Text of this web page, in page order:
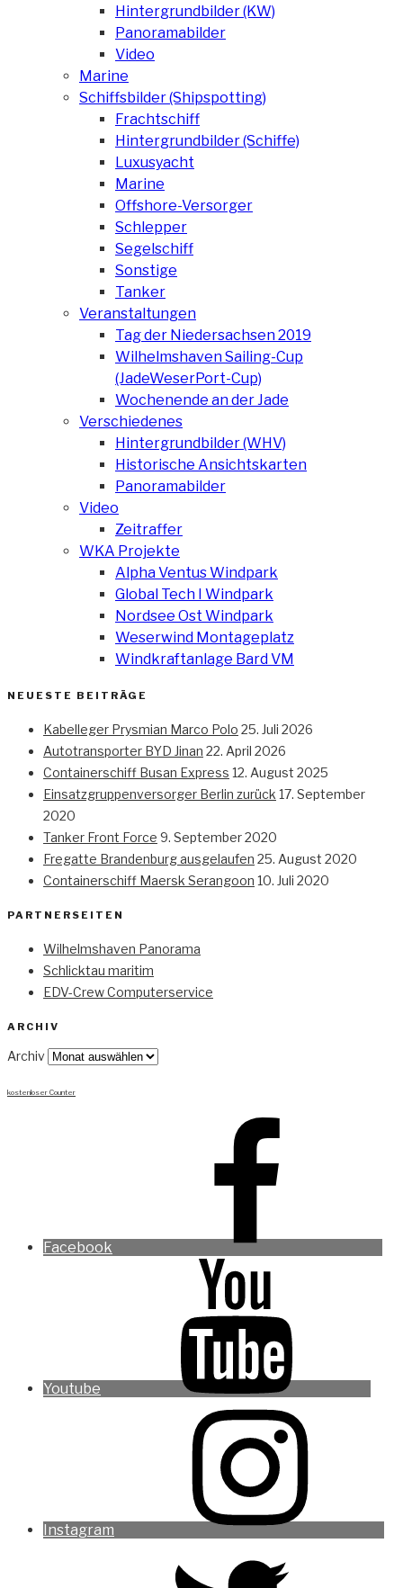
Hintergrundbilder (KW)
Panoramabilder
Video
Marine
Schiffsbilder (Shipspotting)
Frachtschiff
Hintergrundbilder (Schiffe)
Luxusyacht
Marine
Offshore-Versorger
Schlepper
Segelschiff
Sonstige
Tanker
Veranstaltungen
Tag der Niedersachsen 2019
Wilhelmshaven Sailing-Cup
(JadeWeserPort-Cup)
Wochenende an der Jade
Verschiedenes
Hintergrundbilder (WHV)
Historische Ansichtskarten
Panoramabilder
Video
Zeitraffer
WKA Projekte
Alpha Ventus Windpark
Global Tech I Windpark
Nordsee Ost Windpark
Weserwind Montageplatz
Windkraftanlage Bard VM
NEUESTE BEITRÄGE
Kabelleger Prysmian Marco Polo 25. Juli 2026
Autotransporter BYD Jinan 22. April 2026
Containerschiff Busan Express 12. August 2025
Einsatzgruppenversorger Berlin zurück 17. September
2020
Tanker Front Force 9. September 2020
Fregatte Brandenburg ausgelaufen 25. August 2020
Containerschiff Maersk Serangoon 10. Juli 2020
PARTNERSEITEN
Wilhelmshaven Panorama
Schlicktau maritim
EDV-Crew Computerservice
ARCHIV
Archiv
kostenloser Counter
Facebook
Youtube
Instagram